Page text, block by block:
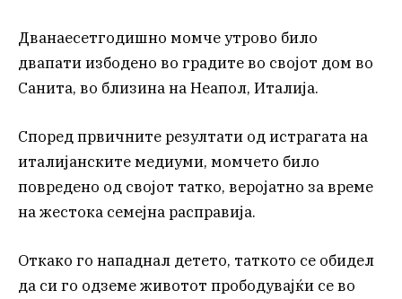
Дванаесетгодишно момче утрово било
двапати избодено во градите во својот дом во
Санита, во близина на Неапол, Италија.
Според првичните резултати од истрагата на
италијанските медиуми, момчето било
повредено од својот татко, веројатно за време
на жестока семејна расправија.
Откако го нападнал детето, таткото се обидел
да си го одземе животот прободувајќи се во